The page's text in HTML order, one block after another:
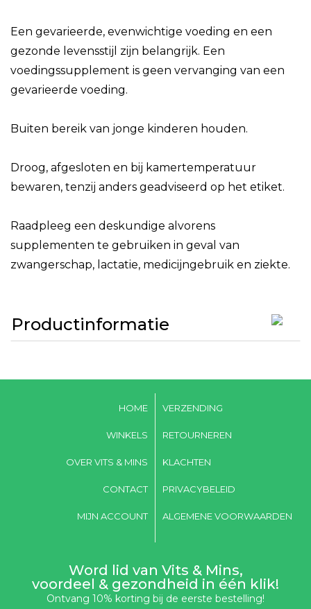
Een gevarieerde, evenwichtige voeding en een
gezonde levensstijl zijn belangrijk. Een
voedingssupplement is geen vervanging van een
gevarieerde voeding.
Buiten bereik van jonge kinderen houden.
Droog, afgesloten en bij kamertemperatuur
bewaren, tenzij anders geadviseerd op het etiket.
Raadpleeg een deskundige alvorens
supplementen te gebruiken in geval van
zwangerschap, lactatie, medicijngebruik en ziekte.
Productinformatie
HOME
WINKELS
OVER VITS & MINS
CONTACT
MIJN ACCOUNT
VERZENDING
RETOURNEREN
KLACHTEN
PRIVACYBELEID
ALGEMENE VOORWAARDEN
Word lid van Vits & Mins,
voordeel & gezondheid in één klik!
Ontvang 10% korting bij de eerste bestelling!